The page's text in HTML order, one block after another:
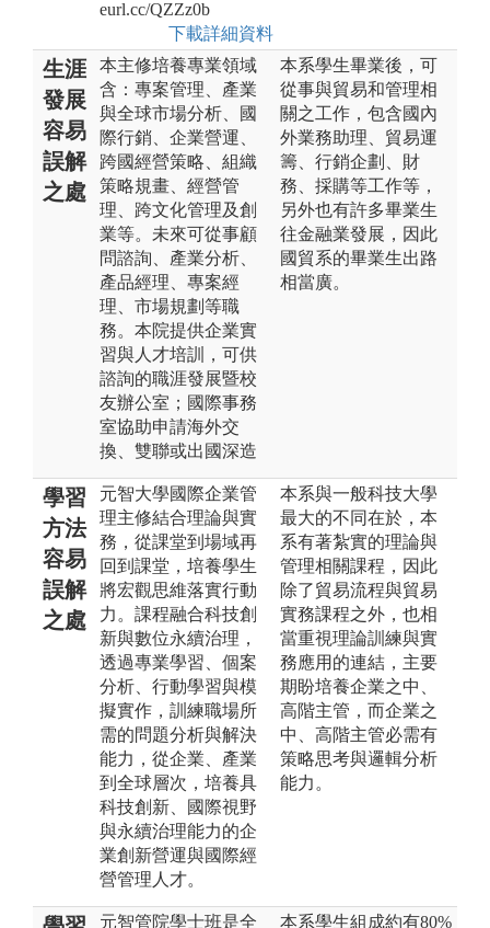
eurl.cc/QZZz0b
下載詳細資料
生涯
發展
容易
誤解
之處
本主修培養專業領域
含：專案管理、產業
與全球市場分析、國
際行銷、企業營運、
跨國經營策略、組織
策略規畫、經營管
理、跨文化管理及創
業等。未來可從事顧
問諮詢、產業分析、
產品經理、專案經
理、市場規劃等職
務。本院提供企業實
習與人才培訓，可供
諮詢的職涯發展暨校
友辦公室；國際事務
室協助申請海外交
換、雙聯或出國深造
本系學生畢業後，可
從事與貿易和管理相
關之工作，包含國內
外業務助理、貿易運
籌、行銷企劃、財
務、採購等工作等，
另外也有許多畢業生
往金融業發展，因此
國貿系的畢業生出路
相當廣。
學習
方法
容易
誤解
之處
元智大學國際企業管
理主修結合理論與實
務，從課堂到場域再
回到課堂，培養學生
將宏觀思維落實行動
力。課程融合科技創
新與數位永續治理，
透過專業學習、個案
分析、行動學習與模
擬實作，訓練職場所
需的問題分析與解決
能力，從企業、產業
到全球層次，培養具
科技創新、國際視野
與永續治理能力的企
業創新營運與國際經
營管理人才。
本系與一般科技大學
最大的不同在於，本
系有著紮實的理論與
管理相關課程，因此
除了貿易流程與貿易
實務課程之外，也相
當重視理論訓練與實
務應用的連結，主要
期盼培養企業之中、
高階主管，而企業之
中、高階主管必需有
策略思考與邏輯分析
能力。
元智管院學士班是全
本系學生組成約有80%